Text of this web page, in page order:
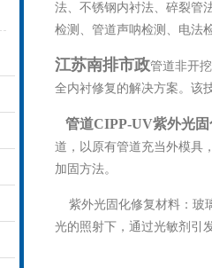
法、不锈钢内衬法、碎裂管
检测、管道声呐检测、电法
江苏南排市政管道非开
全内衬修复的解决方案。该
管道CIPP-UV紫外光
道，以原有管道充当外模具
加固方法。
紫外光固化修复材料：玻
光的照射下，通过光敏剂引